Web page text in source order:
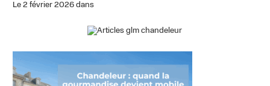
Le 2 février 2026 dans